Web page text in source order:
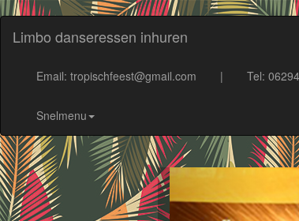
Limbo danseressen inhuren
Email: tropischfeest@gmail.com | Tel:
Snelmenu